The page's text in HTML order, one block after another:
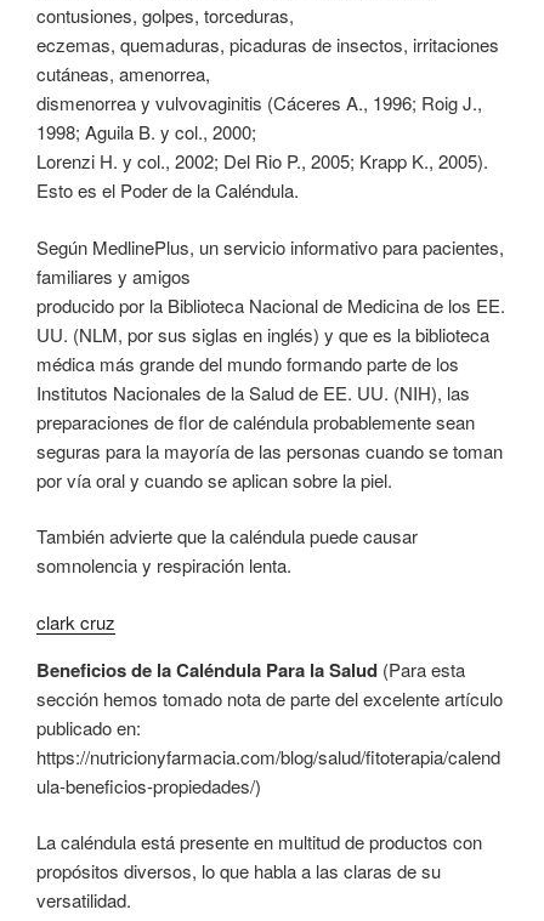
contusiones, golpes, torceduras,
eczemas, quemaduras, picaduras de insectos, irritaciones
cutáneas, amenorrea,
dismenorrea y vulvovaginitis (Cáceres A., 1996; Roig J.,
1998; Aguila B. y col., 2000;
Lorenzi H. y col., 2002; Del Rio P., 2005; Krapp K., 2005).
Esto es el Poder de la Caléndula.
Según MedlinePlus, un servicio informativo para pacientes,
familiares y amigos
producido por la Biblioteca Nacional de Medicina de los EE.
UU. (NLM, por sus siglas en inglés) y que es la biblioteca
médica más grande del mundo formando parte de los
Institutos Nacionales de la Salud de EE. UU. (NIH), las
preparaciones de flor de caléndula probablemente sean
seguras para la mayoría de las personas cuando se toman
por vía oral y cuando se aplican sobre la piel.
También advierte que la caléndula puede causar
somnolencia y respiración lenta.
clark cruz
Beneficios de la Caléndula Para la Salud (Para esta
sección hemos tomado nota de parte del excelente artículo
publicado en:
https://nutricionyfarmacia.com/blog/salud/fitoterapia/calend
ula-beneficios-propiedades/)
La caléndula está presente en multitud de productos con
propósitos diversos, lo que habla a las claras de su
versatilidad.